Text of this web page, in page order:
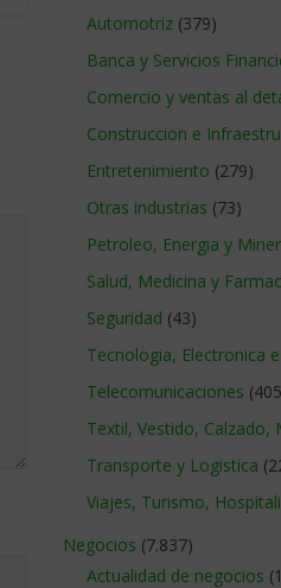
Automotriz (379)
Banca y Servicios
Comercio y ventas al
Construccion e
Entretenimiento (279)
Otras industrias (73)
Petroleo, Energia y
Salud, Medicina y
Seguridad (43)
Tecnologia, Electronica
Telecomunicaciones
Textil, Vestido, Calzado,
Transporte y Logistica
Viajes, Turismo,
Negocios (7.837)
Actualidad de negocios